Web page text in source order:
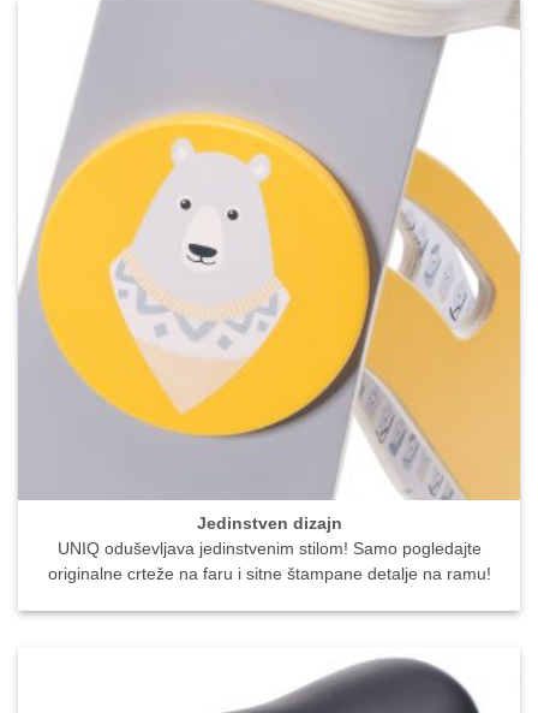
Jedinstven dizajn
UNIQ oduševljava jedinstvenim stilom! Samo pogledajte
originalne crteže na faru i sitne štampane detalje na ramu!